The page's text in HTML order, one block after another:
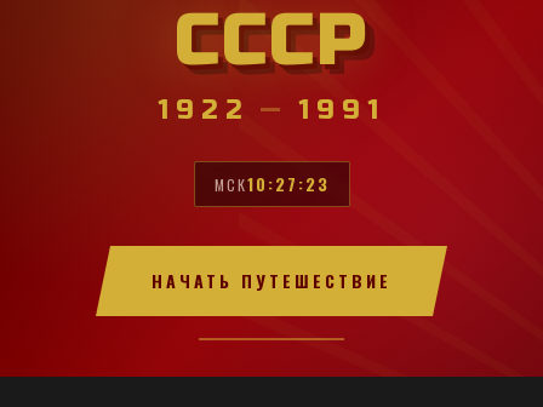
СССР
1922 — 1991
МСК10:27:24
НАЧАТЬ ПУТЕШЕСТВИЕ